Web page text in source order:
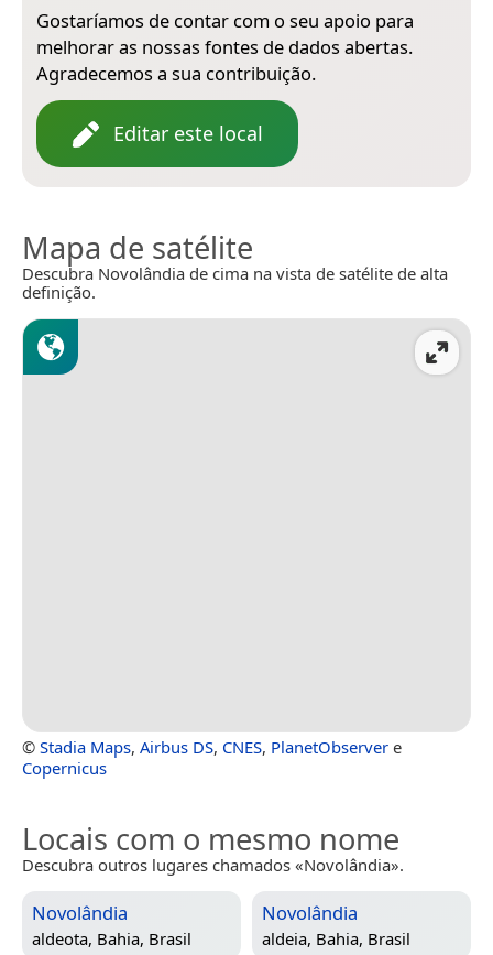
Gostaríamos de contar com o seu apoio para
melhorar as nossas fontes de dados abertas.
Agradecemos a sua contribuição.
Editar este local
Mapa de satélite
Descubra Novolândia de cima na vista de satélite de alta
definição.
© Stadia Maps, Airbus DS, CNES, PlanetObserver e
Copernicus
Locais com o mesmo nome
Descubra outros lugares chamados «Novolândia».
Novolândia
aldeota, Bahia, Brasil
Novolândia
aldeia, Bahia, Brasil